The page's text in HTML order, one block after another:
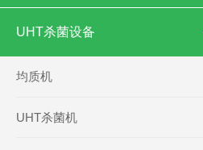
UHT杀菌设备
均质机
UHT杀菌机